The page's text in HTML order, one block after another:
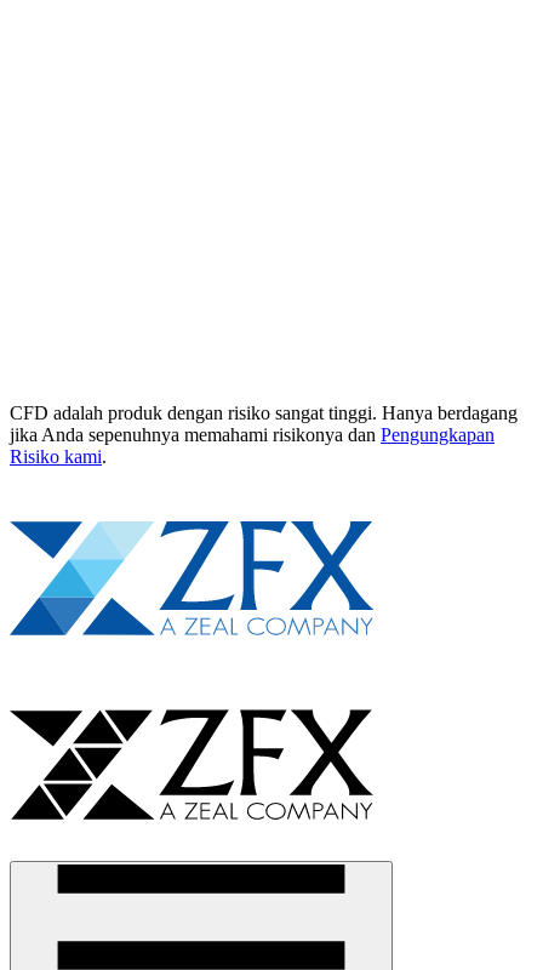
CFD adalah produk dengan risiko sangat tinggi. Hanya berdagang
jika Anda sepenuhnya memahami risikonya dan Pengungkapan
Risiko kami.